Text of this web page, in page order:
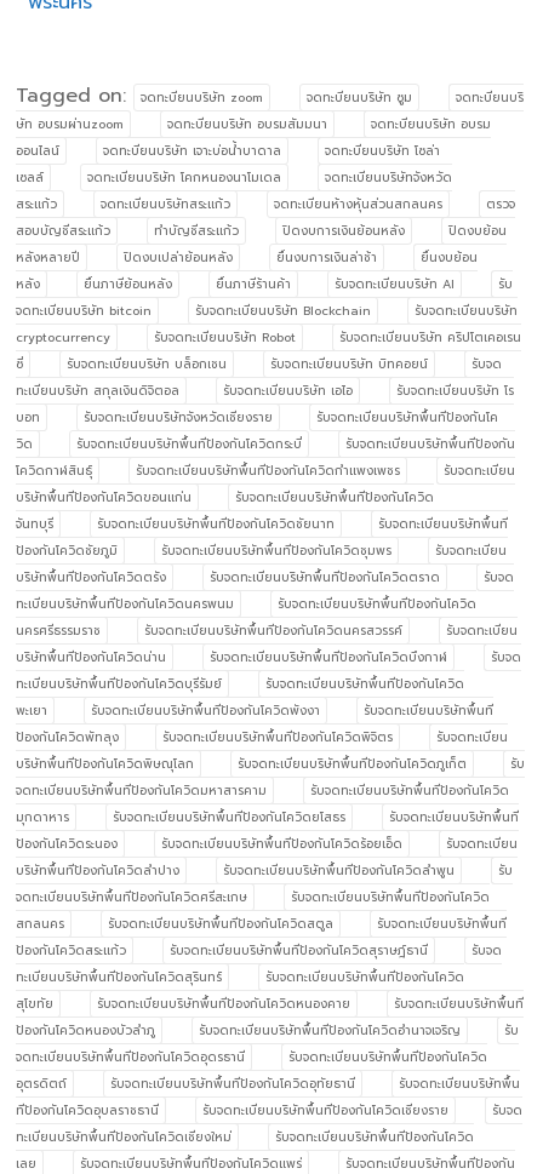
Tagged on: จดทะบียนบริษัท zoom จดทะบียนบริษัท ซูม
จดทะบียนบริ
ษัท อบรมผ่านzoom
จดทะบียนบริษัท อบรมสัมมนา
จดทะบียนบริษัท อบรม
ออนไลน์
จดทะบียนบริษัท เจาะบ่อน้ำบาดาล
จดทะบียนบริษัท โซล่า
เซลล์
จดทะเบียนบริษัท โคกหนองนาโมเดล
จดทะเบียนบริษัทจังหวัด
สระแก้ว
จดทะเบียนบริษัทสระแก้ว จดทะเบียนห้างหุ้นส่วนสกลนคร
ตรวจ
สอบบัญชีสระแก้ว
ทำบัญชีสระแก้ว ปิดงบการเงินย้อนหลัง
ปิดงบย้อน
หลังหลายปี
ปิดงบเปล่าย้อนหลัง ยื่นงบการเงินล่าช้า
ยื่นงบย้อน
หลัง
ยื่นภาษีย้อนหลัง ยื่นภาษีร้านค้า รับจดทะเบียนบริษัท AI
รับ
จดทะเบียนบริษัท bitcoin
รับจดทะเบียนบริษัท Blockchain
รับจดทะเบียนบริษัท
cryptocurrency
รับจดทะเบียนบริษัท Robot
รับจดทะเบียนบริษัท คริปโตเคอเรน
ซี่
รับจดทะเบียนบริษัท บล็อกเชน รับจดทะเบียนบริษัท บิทคอยน์
รับจด
ทะเบียนบริษัท สกุลเงินดิจิตอล
รับจดทะเบียนบริษัท เอไอ
รับจดทะเบียนบริษัท โร
บอท
รับจดทะเบียนบริษัทจังหวัดเชียงราย
รับจดทะเบียนบริษัทพื้นทีป้องกันโค
วิด
รับจดทะเบียนบริษัทพื้นทีป้องกันโควิดกระบี่
รับจดทะเบียนบริษัทพื้นทีป้องกัน
โควิดกาฬสินธุ์
รับจดทะเบียนบริษัทพื้นทีป้องกันโควิดกำแพงเพชร
รับจดทะเบียน
บริษัทพื้นทีป้องกันโควิดขอนแก่น
รับจดทะเบียนบริษัทพื้นทีป้องกันโควิด
จันทบุรี
รับจดทะเบียนบริษัทพื้นทีป้องกันโควิดชัยนาท
รับจดทะเบียนบริษัทพื้นที
ป้องกันโควิดชัยภูมิ
รับจดทะเบียนบริษัทพื้นทีป้องกันโควิดชุมพร
รับจดทะเบียน
บริษัทพื้นทีป้องกันโควิดตรัง
รับจดทะเบียนบริษัทพื้นทีป้องกันโควิดตราด
รับจด
ทะเบียนบริษัทพื้นทีป้องกันโควิดนครพนม
รับจดทะเบียนบริษัทพื้นทีป้องกันโควิด
นครศรีธรรมราช
รับจดทะเบียนบริษัทพื้นทีป้องกันโควิดนครสวรรค์
รับจดทะเบียน
บริษัทพื้นทีป้องกันโควิดน่าน
รับจดทะเบียนบริษัทพื้นทีป้องกันโควิดบึงกาฬ
รับจด
ทะเบียนบริษัทพื้นทีป้องกันโควิดบุรีรัมย์
รับจดทะเบียนบริษัทพื้นทีป้องกันโควิด
พะเยา
รับจดทะเบียนบริษัทพื้นทีป้องกันโควิดพังงา
รับจดทะเบียนบริษัทพื้นที
ป้องกันโควิดพัทลุง
รับจดทะเบียนบริษัทพื้นทีป้องกันโควิดพิจิตร
รับจดทะเบียน
บริษัทพื้นทีป้องกันโควิดพิษณุโลก
รับจดทะเบียนบริษัทพื้นทีป้องกันโควิดภูเก็ต
รับ
จดทะเบียนบริษัทพื้นทีป้องกันโควิดมหาสารคาม
รับจดทะเบียนบริษัทพื้นทีป้องกันโควิด
มุกดาหาร
รับจดทะเบียนบริษัทพื้นทีป้องกันโควิดยโสธร
รับจดทะเบียนบริษัทพื้นที
ป้องกันโควิดระนอง
รับจดทะเบียนบริษัทพื้นทีป้องกันโควิดร้อยเอ็ด
รับจดทะเบียน
บริษัทพื้นทีป้องกันโควิดลำปาง
รับจดทะเบียนบริษัทพื้นทีป้องกันโควิดลำพูน
รับ
จดทะเบียนบริษัทพื้นทีป้องกันโควิดศรีสะเกษ
รับจดทะเบียนบริษัทพื้นทีป้องกันโควิด
สกลนคร
รับจดทะเบียนบริษัทพื้นทีป้องกันโควิดสตูล
รับจดทะเบียนบริษัทพื้นที
ป้องกันโควิดสระแก้ว
รับจดทะเบียนบริษัทพื้นทีป้องกันโควิดสุราษฎ์ธานี
รับจด
ทะเบียนบริษัทพื้นทีป้องกันโควิดสุรินทร์
รับจดทะเบียนบริษัทพื้นทีป้องกันโควิด
สุโขทัย
รับจดทะเบียนบริษัทพื้นทีป้องกันโควิดหนองคาย
รับจดทะเบียนบริษัทพื้นที
ป้องกันโควิดหนองบัวลำภู
รับจดทะเบียนบริษัทพื้นทีป้องกันโควิดอำนาจเจริญ
รับ
จดทะเบียนบริษัทพื้นทีป้องกันโควิดอุดรธานี
รับจดทะเบียนบริษัทพื้นทีป้องกันโควิด
อุตรดิตถ์
รับจดทะเบียนบริษัทพื้นทีป้องกันโควิดอุทัยธานี
รับจดทะเบียนบริษัทพื้น
ทีป้องกันโควิดอุบลราชธานี
รับจดทะเบียนบริษัทพื้นทีป้องกันโควิดเชียงราย
รับจด
ทะเบียนบริษัทพื้นทีป้องกันโควิดเชียงใหม่
รับจดทะเบียนบริษัทพื้นทีป้องกันโควิด
เลย
รับจดทะเบียนบริษัทพื้นทีป้องกันโควิดแพร่
รับจดทะเบียนบริษัทพื้นทีป้องกัน